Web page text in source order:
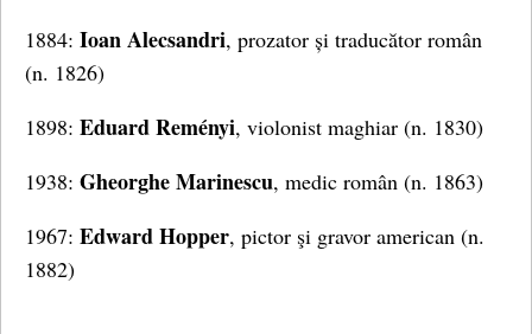
1884: Ioan Alecsandri, prozator și traducător român
(n. 1826)
1898: Eduard Reményi, violonist maghiar (n. 1830)
1938: Gheorghe Marinescu, medic român (n. 1863)
1967: Edward Hopper, pictor şi gravor american (n.
1882)